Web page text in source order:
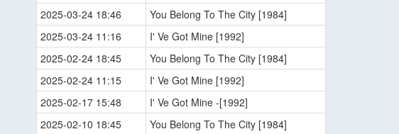
2025-03-24 18:46
You Belong To The City [1984]
2025-03-24 11:16
I' Ve Got Mine [1992]
2025-02-24 18:45
You Belong To The City [1984]
2025-02-24 11:15
I' Ve Got Mine [1992]
2025-02-17 15:48
I' Ve Got Mine -[1992]
2025-02-10 18:45
You Belong To The City [1984]